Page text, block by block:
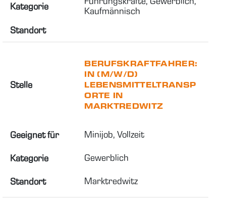
Kategorie
Kaufmännisch
Standort
Stelle
BERUFSKRAFTFAHRER:
IN (M/W/D)
LEBENSMITTELTRANSP
ORTE IN
MARKTREDWITZ
Geeignet für Minijob, Vollzeit
Kategorie Gewerblich
Standort Marktredwitz